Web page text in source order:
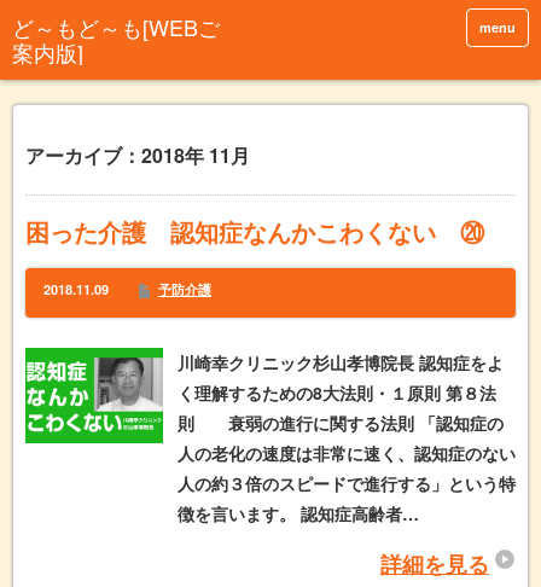
menu
アーカイブ：2018年 11月
困った介護 認知症なんかこわくない ⑳
2018.11.09 予防介護
川崎幸クリニック杉山孝博院長 認知症をよ
く理解するための8大法則・１原則 第８法
則 衰弱の進行に関する法則 「認知症の
人の老化の速度は非常に速く、認知症のない
人の約３倍のスピードで進行する」という特
徴を言います。 認知症高齢者…
詳細を見る